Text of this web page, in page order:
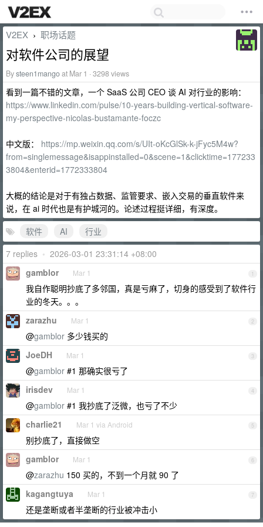
V2EX › 职场话题
对软件公司的展望
Bysteen1mangoat Mar 1 · 3298 views
看到一篇不错的文章，一个 SaaS 公司 CEO 谈 AI 对行业的影响：
https://www.linkedin.com/pulse/10-years-building-vertical-software-
my-perspective-nicolas-bustamante-foczc
中文版： https://mp.weixin.qq.com/s/UIt-oKcGlSk-k-jFyc5M4w?
from=singlemessage&isappinstalled=0&scene=1&clicktime=177233
3804&enterid=1772333804
大概的结论是对于有独占数据、监管要求、嵌入交易的垂直软件来
说，在 ai 时代也是有护城河的。论述过程挺详细，有深度。
软件
AI
行业
7 replies • 2026-03-01 23:31:14 +08:00
1
gamblor Mar 1
我自作聪明抄底了多邻国，真是亏麻了，切身的感受到了软件行
业的冬天。。。
2
zarazhu Mar 1
@gamblor 多少钱买的
3
JoeDH Mar 1
@gamblor #1 那确实很亏了
4
irisdev Mar 1
@gamblor #1 我抄底了泛微，也亏了不少
5
charlie21 Mar 1 via Android
别抄底了，直接做空
6
gamblor Mar 1
@zarazhu 150 买的，不到一个月就 90 了
7
kagangtuya Mar 1
还是垄断或者半垄断的行业被冲击小